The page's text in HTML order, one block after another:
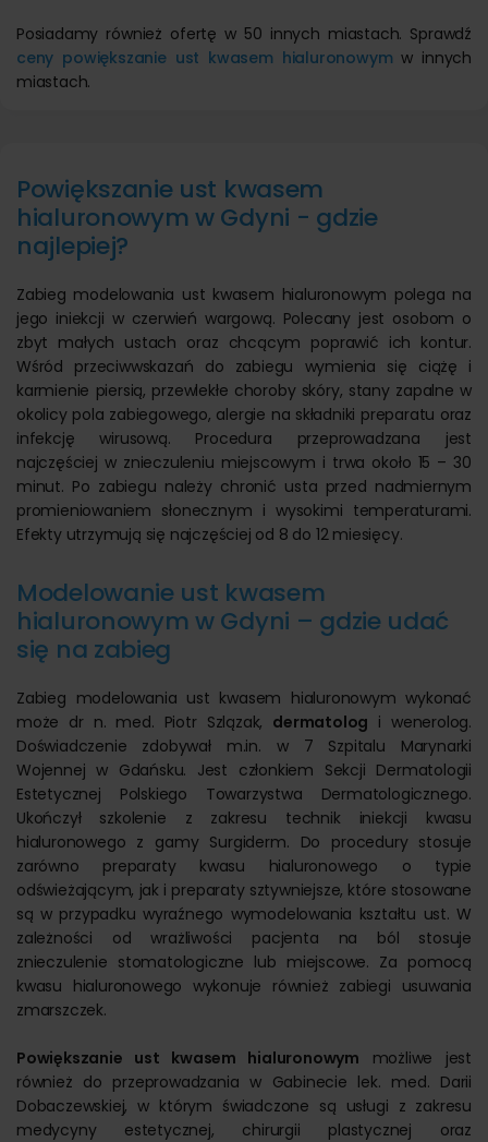
Posiadamy również ofertę w 50 innych miastach. Sprawdź
ceny powiększanie ust kwasem hialuronowym w innych
miastach.
Powiększanie ust kwasem
hialuronowym w Gdyni - gdzie
najlepiej?
Zabieg modelowania ust kwasem hialuronowym polega na
jego iniekcji w czerwień wargową. Polecany jest osobom o
zbyt małych ustach oraz chcącym poprawić ich kontur.
Wśród przeciwwskazań do zabiegu wymienia się ciążę i
karmienie piersią, przewlekłe choroby skóry, stany zapalne w
okolicy pola zabiegowego, alergie na składniki preparatu oraz
infekcję wirusową. Procedura przeprowadzana jest
najczęściej w znieczuleniu miejscowym i trwa około 15 – 30
minut. Po zabiegu należy chronić usta przed nadmiernym
promieniowaniem słonecznym i wysokimi temperaturami.
Efekty utrzymują się najczęściej od 8 do 12 miesięcy.
Modelowanie ust kwasem
hialuronowym w Gdyni – gdzie udać
się na zabieg
Zabieg modelowania ust kwasem hialuronowym wykonać
może dr n. med. Piotr Szlązak, dermatolog i wenerolog.
Doświadczenie zdobywał m.in. w 7 Szpitalu Marynarki
Wojennej w Gdańsku. Jest członkiem Sekcji Dermatologii
Estetycznej Polskiego Towarzystwa Dermatologicznego.
Ukończył szkolenie z zakresu technik iniekcji kwasu
hialuronowego z gamy Surgiderm. Do procedury stosuje
zarówno preparaty kwasu hialuronowego o typie
odświeżającym, jak i preparaty sztywniejsze, które stosowane
są w przypadku wyraźnego wymodelowania kształtu ust. W
zależności od wrażliwości pacjenta na ból stosuje
znieczulenie stomatologiczne lub miejscowe. Za pomocą
kwasu hialuronowego wykonuje również zabiegi usuwania
zmarszczek.
Powiększanie ust kwasem hialuronowym możliwe jest
również do przeprowadzania w Gabinecie lek. med. Darii
Dobaczewskiej, w którym świadczone są usługi z zakresu
medycyny estetycznej, chirurgii plastycznej oraz